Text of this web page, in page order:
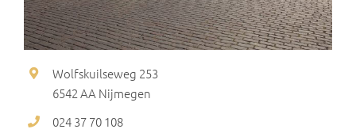
Wolfskuilseweg 253
6542 AA Nijmegen
024 37 70 108